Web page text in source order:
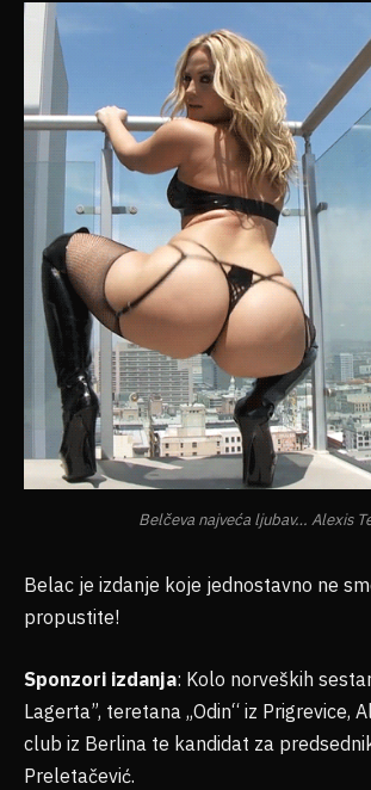
Belčeva najveća ljubav… Alexis
Belac je izdanje koje jednostavno ne
propustite!
Sponzori izdanja: Kolo norveških
Lagerta”, teretana „Odin“ iz Prigrevice,
club iz Berlina te kandidat za
Preletačević.